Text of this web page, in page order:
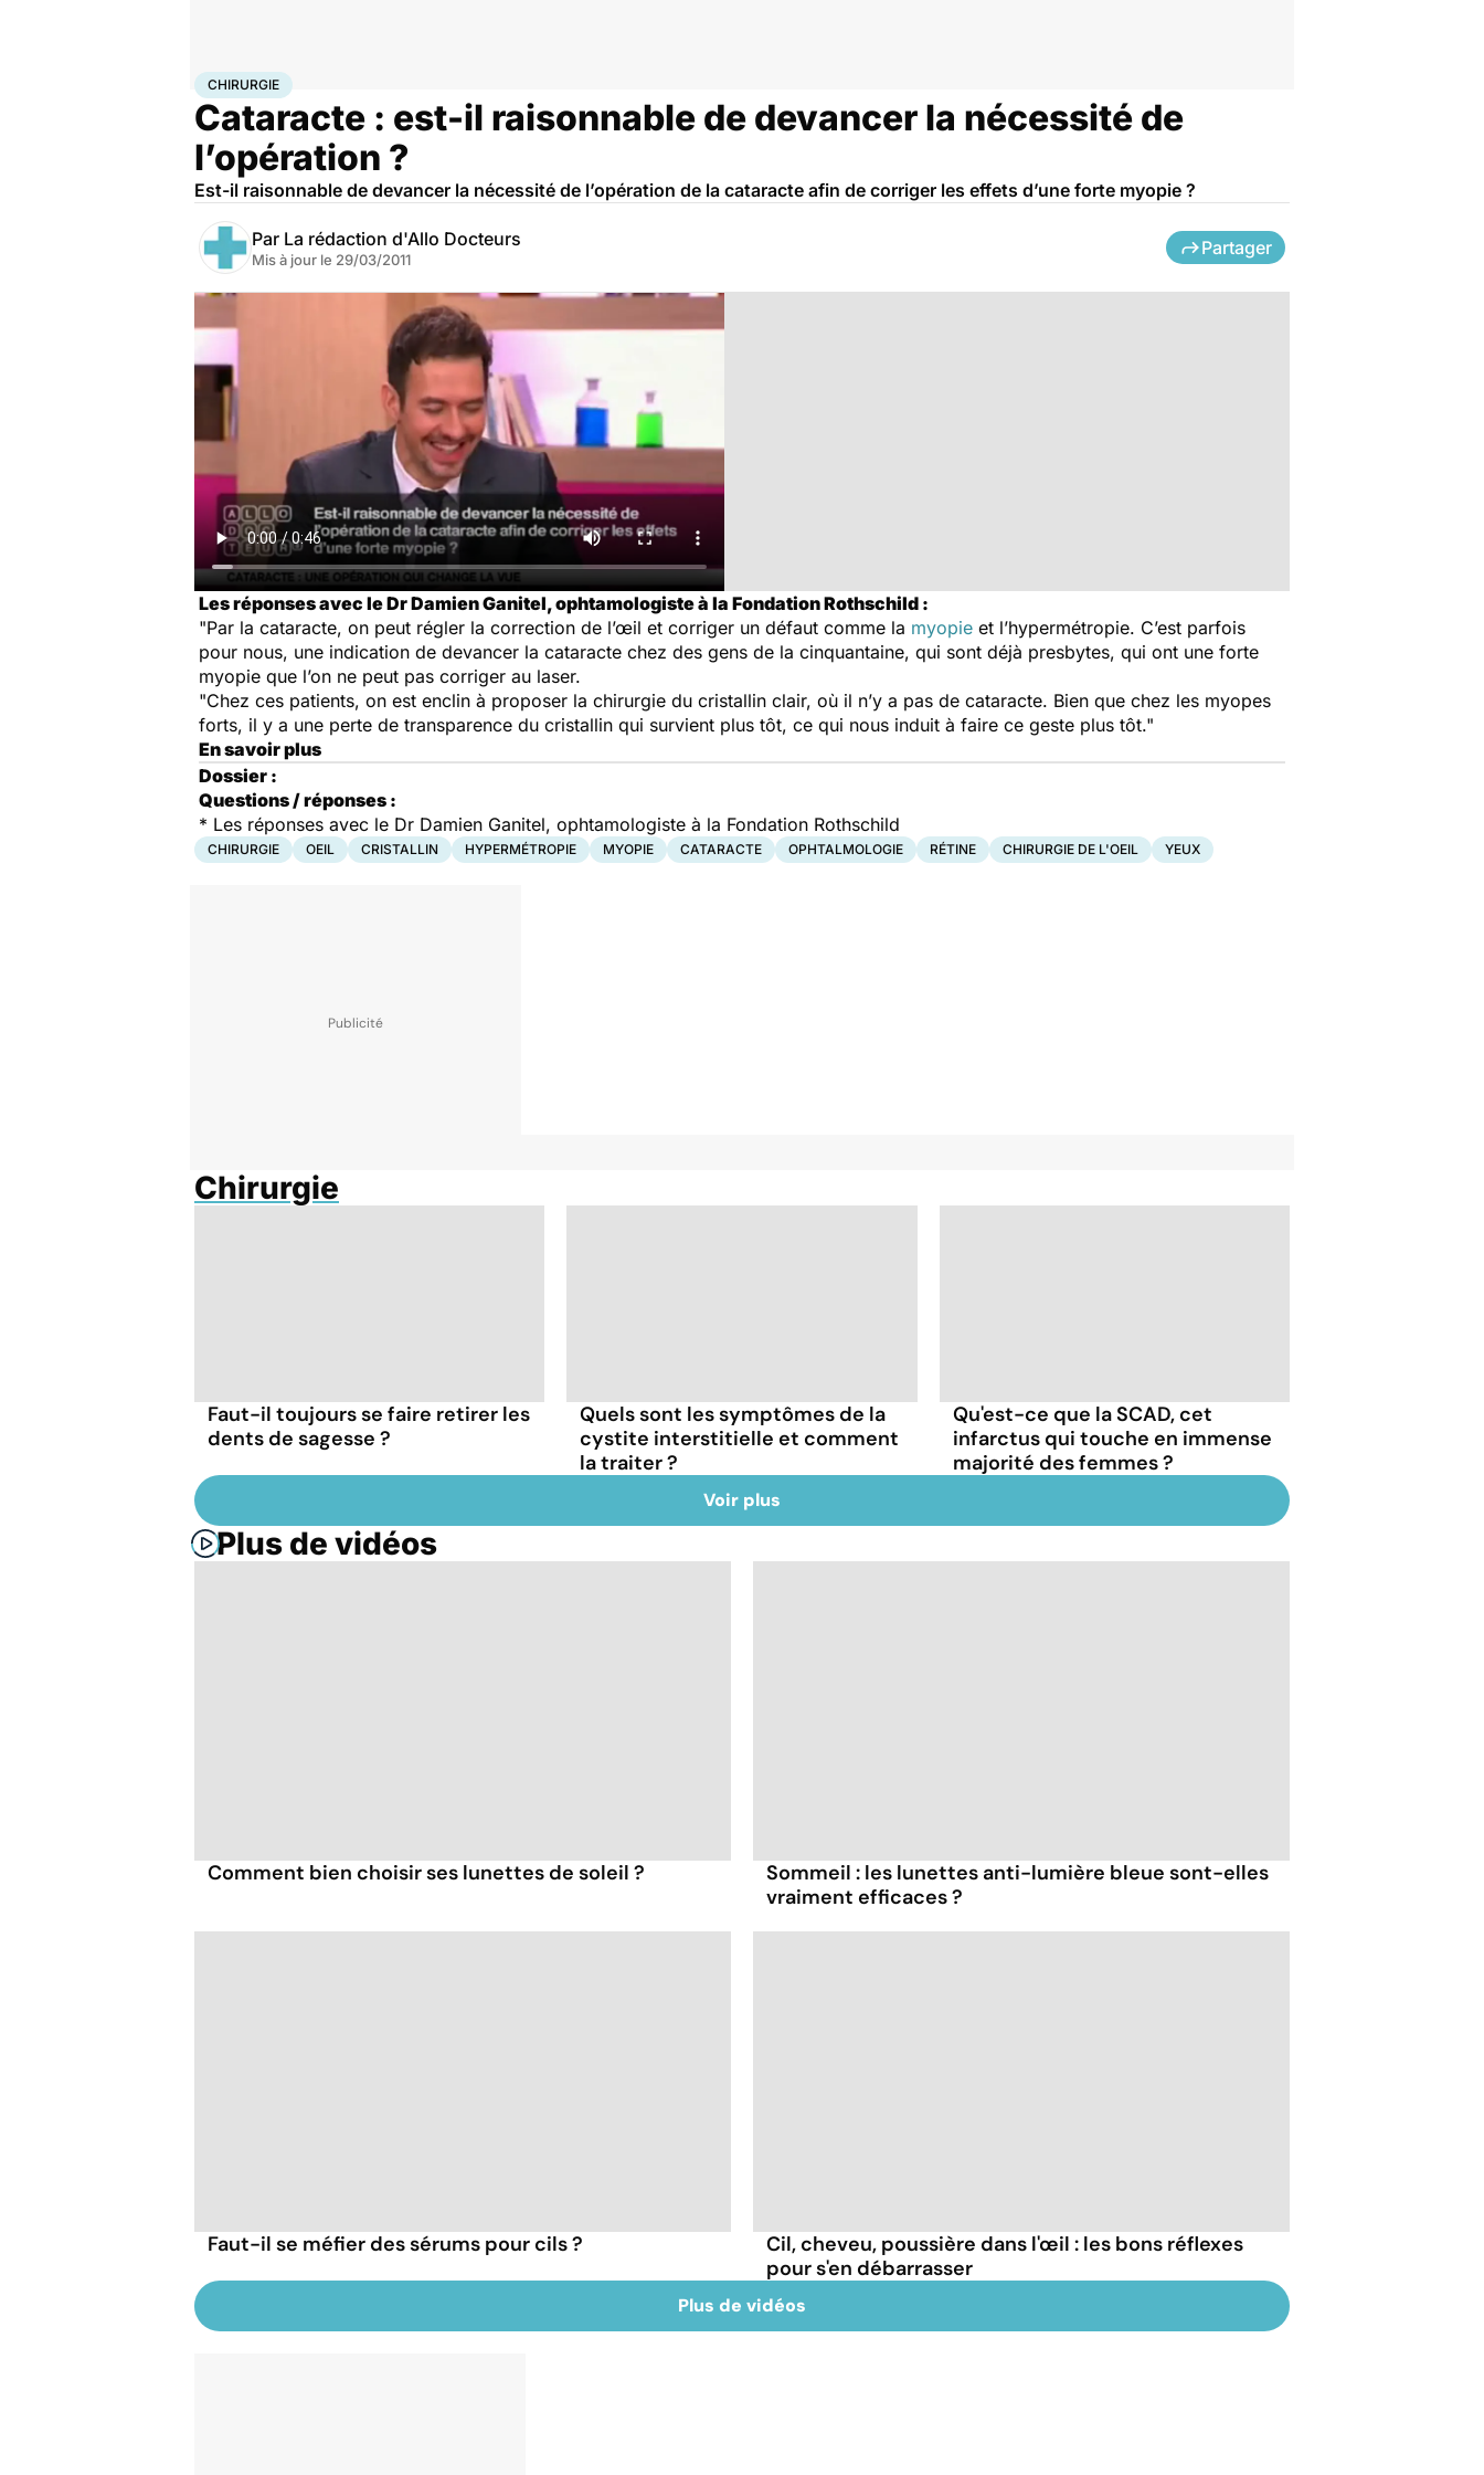
AccueilSantéMaladies
CHIRURGIE
Cataracte : est-il raisonnable de devancer la nécessité de
l’opération ?
Est-il raisonnable de devancer la nécessité de l’opération de la cataracte afin de corriger les effets d’une forte myopie ?
Par La rédaction d'Allo Docteurs
Mis à jour le 29/03/2011
Partager
Les réponses avec le Dr Damien Ganitel, ophtamologiste à la Fondation Rothschild :
"Par la cataracte, on peut régler la correction de l’œil et corriger un défaut comme la myopie et l’hypermétropie. C’est parfois
pour nous, une indication de devancer la cataracte chez des gens de la cinquantaine, qui sont déjà presbytes, qui ont une forte
myopie que l’on ne peut pas corriger au laser.
"Chez ces patients, on est enclin à proposer la chirurgie du cristallin clair, où il n’y a pas de cataracte. Bien que chez les myopes
forts, il y a une perte de transparence du cristallin qui survient plus tôt, ce qui nous induit à faire ce geste plus tôt."
En savoir plus
Dossier :
Questions / réponses :
* Les réponses avec le Dr Damien Ganitel, ophtamologiste à la Fondation Rothschild
CHIRURGIE OEIL CRISTALLIN HYPERMÉTROPIE MYOPIE CATARACTE OPHTALMOLOGIE RÉTINE CHIRURGIE DE L'OEIL YEUX
Chirurgie
Faut-il toujours se faire retirer les
dents de sagesse ?
Quels sont les symptômes de la
cystite interstitielle et comment
la traiter ?
Qu'est-ce que la SCAD, cet
infarctus qui touche en immense
majorité des femmes ?
Voir plus
Plus de vidéos
Comment bien choisir ses lunettes de soleil ?
Sommeil : les lunettes anti-lumière bleue sont-elles
vraiment efficaces ?
Faut-il se méfier des sérums pour cils ?
Cil, cheveu, poussière dans l'œil : les bons réflexes
pour s'en débarrasser
Plus de vidéos